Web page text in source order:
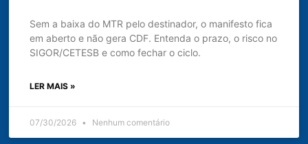
Sem a baixa do MTR pelo destinador, o manifesto fica
em aberto e não gera CDF. Entenda o prazo, o risco no
SIGOR/CETESB e como fechar o ciclo.
LER MAIS »
07/30/2026 Nenhum comentário